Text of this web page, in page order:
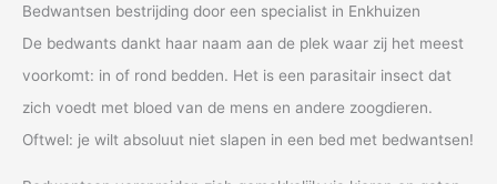
Bedwantsen bestrijding door een specialist in Enkhuizen
De bedwants dankt haar naam aan de plek waar zij het meest
voorkomt: in of rond bedden. Het is een parasitair insect dat
zich voedt met bloed van de mens en andere zoogdieren.
Oftwel: je wilt absoluut niet slapen in een bed met bedwantsen!